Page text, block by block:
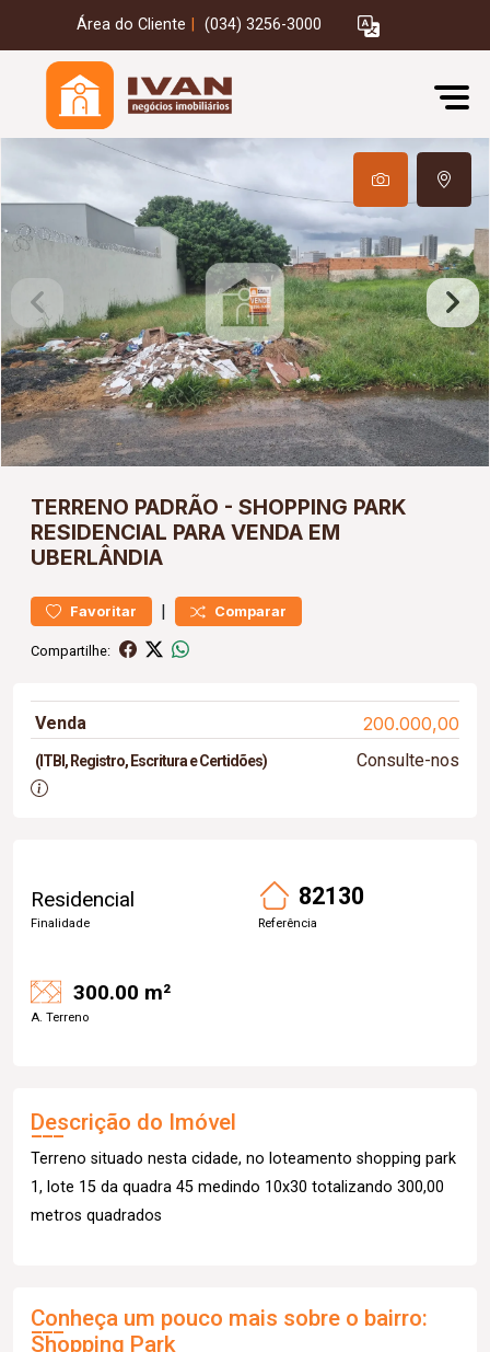
Área do Cliente (034) 3256-3000
TERRENO PADRÃO - SHOPPING PARK
RESIDENCIAL PARA VENDA EM
UBERLÂNDIA
Favoritar | Comparar
Compartilhe:
Venda 200.000,00
(ITBI, Registro, Escritura e Certidões) Consulte-nos
Residencial
Finalidade
82130
Referência
300.00 m²
A. Terreno
Descrição do Imóvel
Terreno situado nesta cidade, no loteamento shopping park
1, lote 15 da quadra 45 medindo 10x30 totalizando 300,00
metros quadrados
Conheça um pouco mais sobre o bairro:
Shopping Park